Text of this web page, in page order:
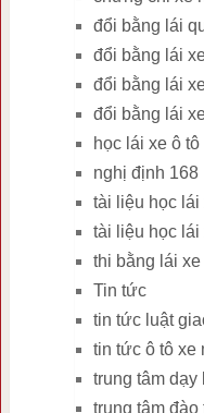
đổi bằng lái
đổi bằng lái
đổi bằng lái
đổi bằng lái
học lái xe ô tô
nghị định 168
tài liệu học lái
tài liệu học lái
thi bằng lái xe
Tin tức
tin tức luật
tin tức ô tô xe
trung tâm dạy
trung tâm đào